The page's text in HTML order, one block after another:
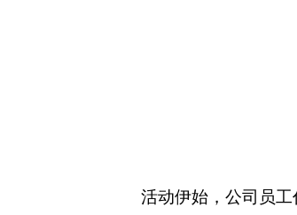
活动伊始，公司员